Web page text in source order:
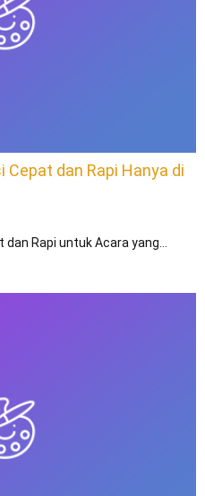
dan Rapi Hanya di
Rapi untuk Acara yang…